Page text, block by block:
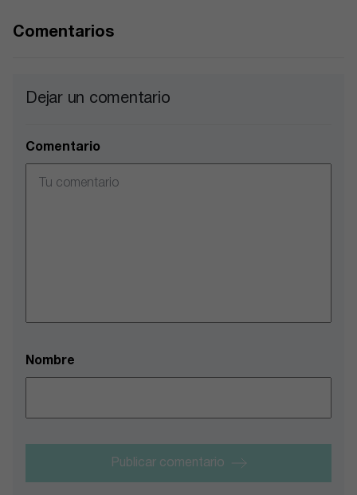
Comentarios
Dejar un comentario
Comentario
Nombre
Publicar comentario